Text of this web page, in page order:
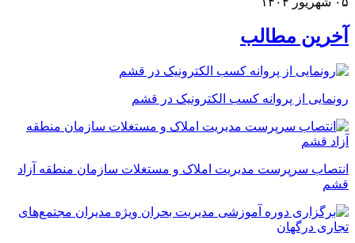
آخرین مطالب
رونمایی از پروانه کسب الکترونیک در قشم
انتصاب سرپرست مدیریت املاک و مستغلات سازمان منطقه آزاد
قشم